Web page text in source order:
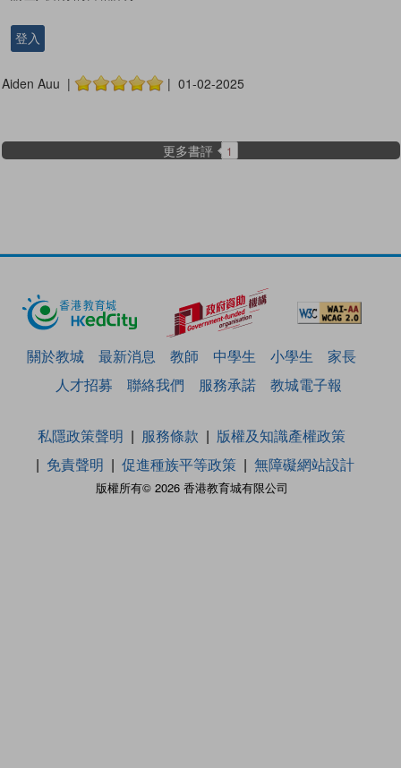
登入
Aiden Auu | | 01-02-2025
更多書評 1
關於教城 最新消息 教師 中學生 小學生
家長
人才招募
聯絡我們 服務承諾 教城電子報
版權所有© 2026 香港教育城有限公司
私隱政策聲明 服務條款
版權及知識產權政策
免責聲明
促進種族平等政策 無障礙網站設計